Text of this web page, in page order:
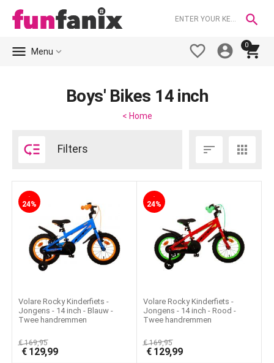

0



 Menu 
Boys' Bikes 14 inch
< Home
 Filters  
-
24%
Volare Rocky Kinderfiets -
Jongens - 14 inch - Blauw -
Twee handremmen
€169,95
€ 129,99
-
24%
Volare Rocky Kinderfiets -
Jongens - 14 inch - Rood -
Twee handremmen
€169,95
€ 129,99